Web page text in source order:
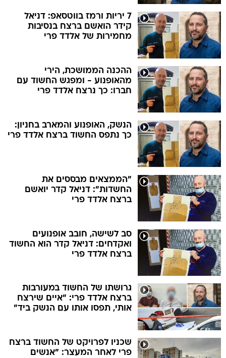
7 יריות ורמז בווטסאפ: דניאל
קידר הואשם ברצח בנסיבות
מחמירות של אלדד פרי
ההכנה הממושכת, הירי
מהאופנוע - ומפגש החשוד עם
חברו: כך נרצח אלדד פרי
הנשק, האופנוע והמארב בחניון:
כך נתפס החשוד ברצח אלדד פרי
"הממצאים מבססים את
החשדות": דניאל קדר יואשם
ברצח אלדד פרי
סב לשישה, חובב אופנועים
ואקדחים: דניאל קדר הוא החשוד
ברצח אלדד פרי
גרושתו של החשוד במעורבות
ברצח אלדד פרי: "איים שירצח
אותי, תפסו אותו עם הנשק ביד"
שכניו לפרויקט של החשוד ברצח
פרי לאחר המעצר: "אנשים